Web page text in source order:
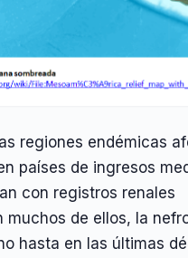
regiones endémicas
países de ingresos
con registros renales
muchos de ellos, la
hasta en las últimas